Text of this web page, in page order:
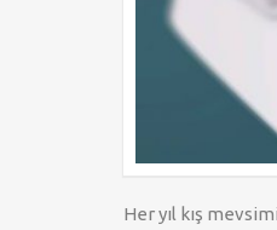
Her yıl kış